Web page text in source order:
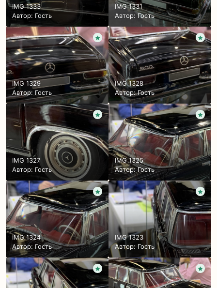
IMG 1333
Автор: Гость
IMG 1331
Автор: Гость
IMG 1329
Автор: Гость
IMG 1328
Автор: Гость
IMG 1327
Автор: Гость
IMG 1325
Автор: Гость
IMG 1324
Автор: Гость
IMG 1323
Автор: Гость